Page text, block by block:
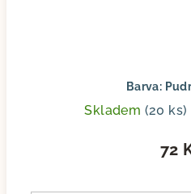
Barva:
Skladem (20 ks)
72